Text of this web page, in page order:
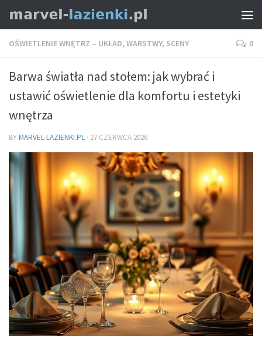
OŚWIETLENIE WNĘTRZ – UKŁAD, WARSTWY, SCENY 0
Barwa światła nad stołem: jak wybrać i
ustawić oświetlenie dla komfortu i estetyki
wnętrza
BYMARVEL-LAZIENKI.PL · 27 CZERWCA 2026